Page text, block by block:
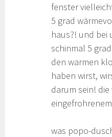
fenster
5 grad
haus?! und bei
schinmal 5
den warmen
haben wirst,
darum sein!
was popo-